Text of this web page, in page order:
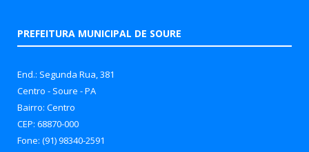
PREFEITURA MUNICIPAL DE SOURE
End.: Segunda Rua, 381
Centro - Soure - PA
Bairro: Centro
CEP: 68870-000
Fone: (91) 98340-2591